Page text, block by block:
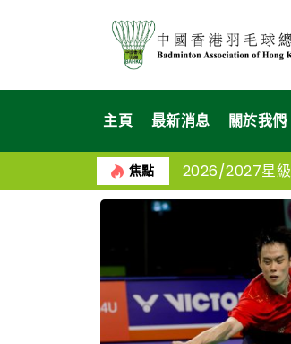
主頁 最新消息 關於我們
焦點 2026/2027星